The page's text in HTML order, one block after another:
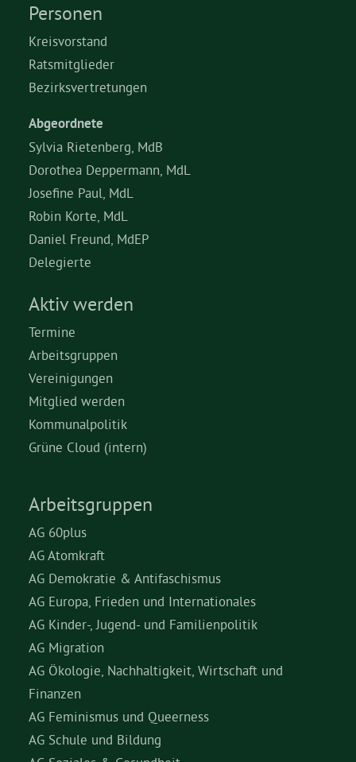
Personen
Kreisvorstand
Ratsmitglieder
Bezirksvertretungen
Abgeordnete
Sylvia Rietenberg, MdB
Dorothea Deppermann, MdL
Josefine Paul, MdL
Robin Korte, MdL
Daniel Freund, MdEP
Delegierte
Aktiv werden
Termine
Arbeitsgruppen
Vereinigungen
Mitglied werden
Kommunalpolitik
Grüne Cloud (intern)
Arbeitsgruppen
AG 60plus
AG Atomkraft
AG Demokratie & Antifaschismus
AG Europa, Frieden und Internationales
AG Kinder-, Jugend- und Familienpolitik
AG Migration
AG Ökologie, Nachhaltigkeit, Wirtschaft und
Finanzen
AG Feminismus und Queerness
AG Schule und Bildung